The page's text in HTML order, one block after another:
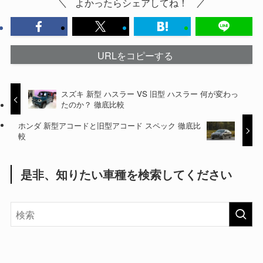
URLをコピーする
スズキ 新型 ハスラー VS 旧型 ハスラー 何が変わっ
たのか？ 徹底比較
ホンダ 新型アコードと旧型アコード スペック 徹底比
較
是非、知りたい車種を検索してください